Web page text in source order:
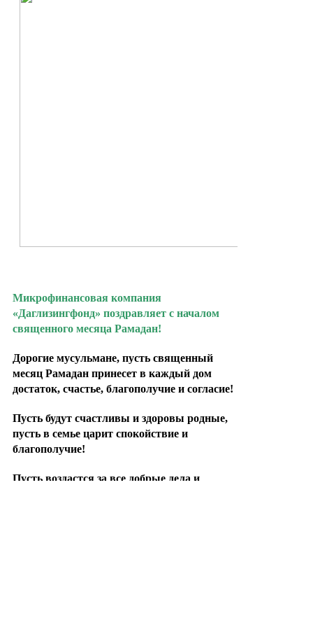
Микрофинансовая компания
«Даглизингфонд» поздравляет с началом
священного месяца Рамадан!
Дорогие мусульмане, пусть священный
месяц Рамадан принесет в каждый дом
достаток, счастье, благополучие и согласие!
Пусть будут счастливы и здоровы родные,
пусть в семье царит спокойствие и
благополучие!
Пусть воздастся за все добрые дела и